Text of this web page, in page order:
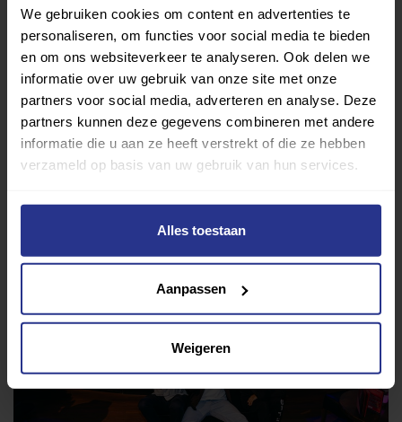
We gebruiken cookies om content en advertenties te
personaliseren, om functies voor social media te bieden
en om ons websiteverkeer te analyseren. Ook delen we
informatie over uw gebruik van onze site met onze
partners voor social media, adverteren en analyse. Deze
partners kunnen deze gegevens combineren met andere
informatie die u aan ze heeft verstrekt of die ze hebben
verzameld op basis van uw gebruik van hun services.
Alles toestaan
Aanpassen
Weigeren
Verder lezen over
Ervaringen Esports Gezondheid Inspiratie
Terug naar nieuwsoverzicht